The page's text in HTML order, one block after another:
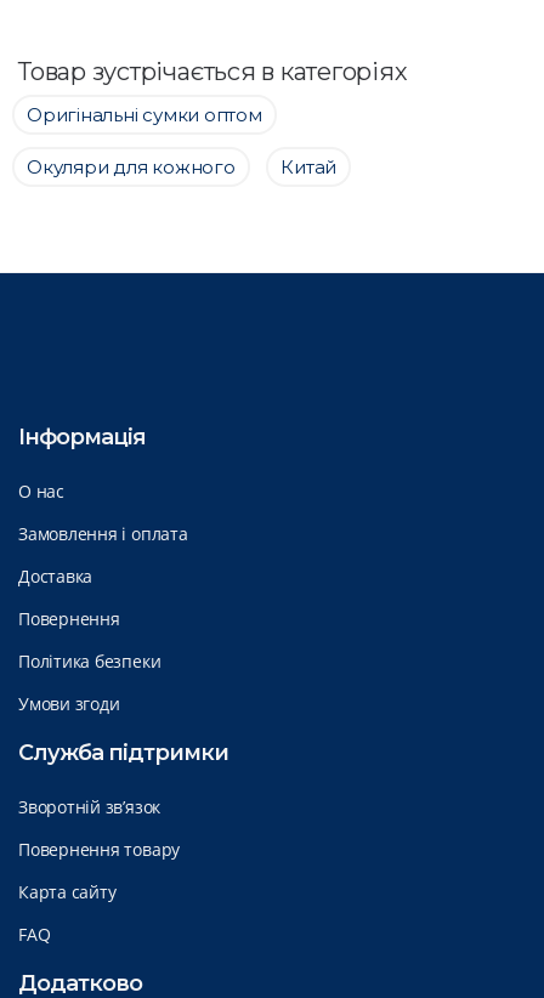
Товар зустрічається в категоріях
Оригінальні сумки оптом
Окуляри для кожного Китай
Інформація
О нас
Замовлення і оплата
Доставка
Повернення
Політика безпеки
Умови згоди
Служба підтримки
Зворотній зв’язок
Повернення товару
Карта сайту
FAQ
Додатково